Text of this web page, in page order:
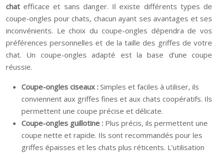
chatefficace et sans danger. Il existe différents types de
coupe-ongles pour chats, chacun ayant ses avantages et ses
inconvénients. Le choix du coupe-ongles dépendra de vos
préférences personnelles et de la taille des griffes de votre
chat. Un coupe-ongles adapté est la base d’une coupe
réussie.
Coupe-ongles ciseaux : Simples et faciles à utiliser, ils
conviennent aux griffes fines et aux chats coopératifs. Ils
permettent une coupe précise et délicate.
Coupe-ongles guillotine : Plus précis, ils permettent une
coupe nette et rapide. Ils sont recommandés pour les
griffes épaisses et les chats plus réticents. L’utilisation